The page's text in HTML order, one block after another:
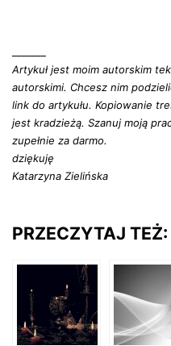
Artykuł jest moim autorskim
autorskimi. Chcesz nim
link do artykułu. Kopiowanie
jest kradzieżą. Szanuj moją
zupełnie za darmo.
dziękuję
Katarzyna Zielińska
PRZECZYTAJ TEŻ: